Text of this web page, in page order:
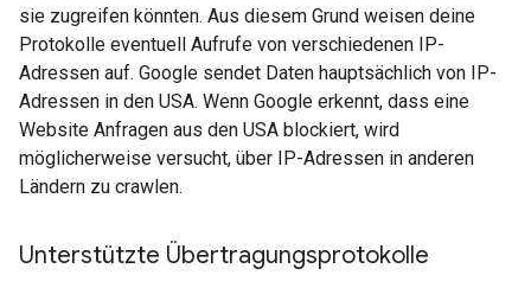
sie zugreifen könnten. Aus diesem Grund weisen deine
Protokolle eventuell Aufrufe von verschiedenen IP-
Adressen auf. Google sendet Daten hauptsächlich von IP-
Adressen in den USA. Wenn Google erkennt, dass eine
Website Anfragen aus den USA blockiert, wird
möglicherweise versucht, über IP-Adressen in anderen
Ländern zu crawlen.
Unterstützte Übertragungsprotokolle